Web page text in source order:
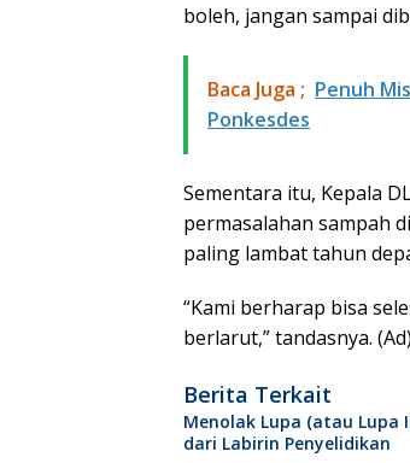
boleh, jangan sampai
Baca Juga ; Penuh
Ponkesdes
Sementara itu, Kepala
permasalahan sampah
paling lambat tahun
“Kami berharap bisa
berlarut,” tandasnya. (Ad)
Berita Terkait
Menolak Lupa (atau Lupa
dari Labirin Penyelidikan